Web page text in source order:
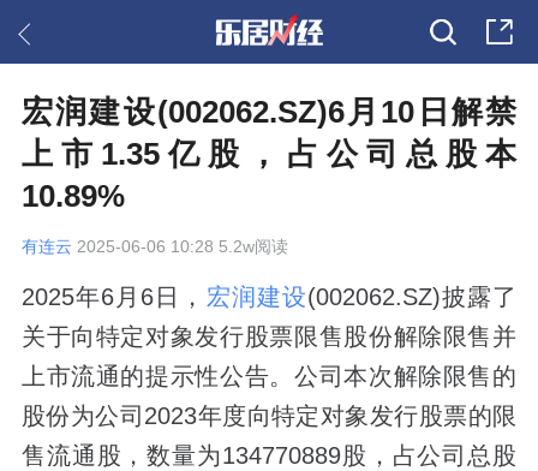
宏润建设(002062.SZ)6月10日解禁
上市1.35亿股，占公司总股本
10.89%
有连云 2025-06-06 10:28 5.2w阅读
2025年6月6日， 宏润建设(002062.SZ)披露了
关于向特定对象发行股票限售股份解除限售并
上市流通的提示性公告。公司本次解除限售的
股份为公司2023年度向特定对象发行股票的限
售流通股，数量为134770889股，占公司总股